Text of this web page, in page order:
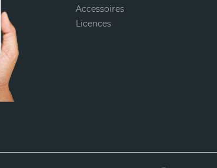
Accessoires
Licences